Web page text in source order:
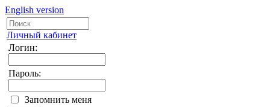
English version
Личный кабинет
Логин:
Пароль:
Запомнить меня